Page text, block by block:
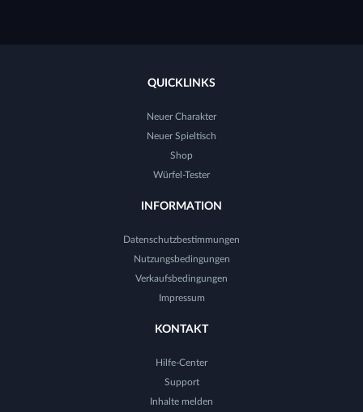
QUICKLINKS
Neuer Charakter
Neuer Spieltisch
Shop
Würfel-Tester
INFORMATION
Datenschutzbestimmungen
Nutzungsbedingungen
Verkaufsbedingungen
Impressum
KONTAKT
Hilfe-Center
Support
Inhalte melden